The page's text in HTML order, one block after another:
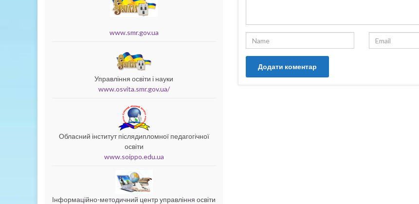
www.smr.gov.ua
Управління освіти і науки
www.osvita.smr.gov.ua/
Обласний інститут післядипломної педагогічної
освіти
www.soippo.edu.ua
Інформаційно-методичний центр управління освіти